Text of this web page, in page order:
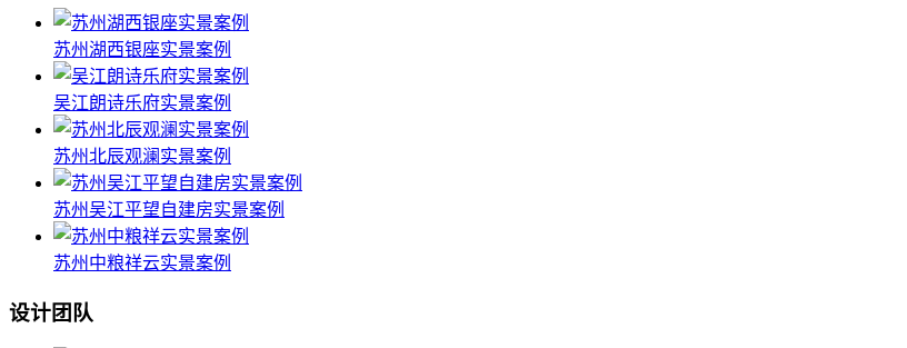
苏州湖西银座实景案例
吴江朗诗乐府实景案例
苏州北辰观澜实景案例
苏州吴江平望自建房实景案例
苏州中粮祥云实景案例
设计团队